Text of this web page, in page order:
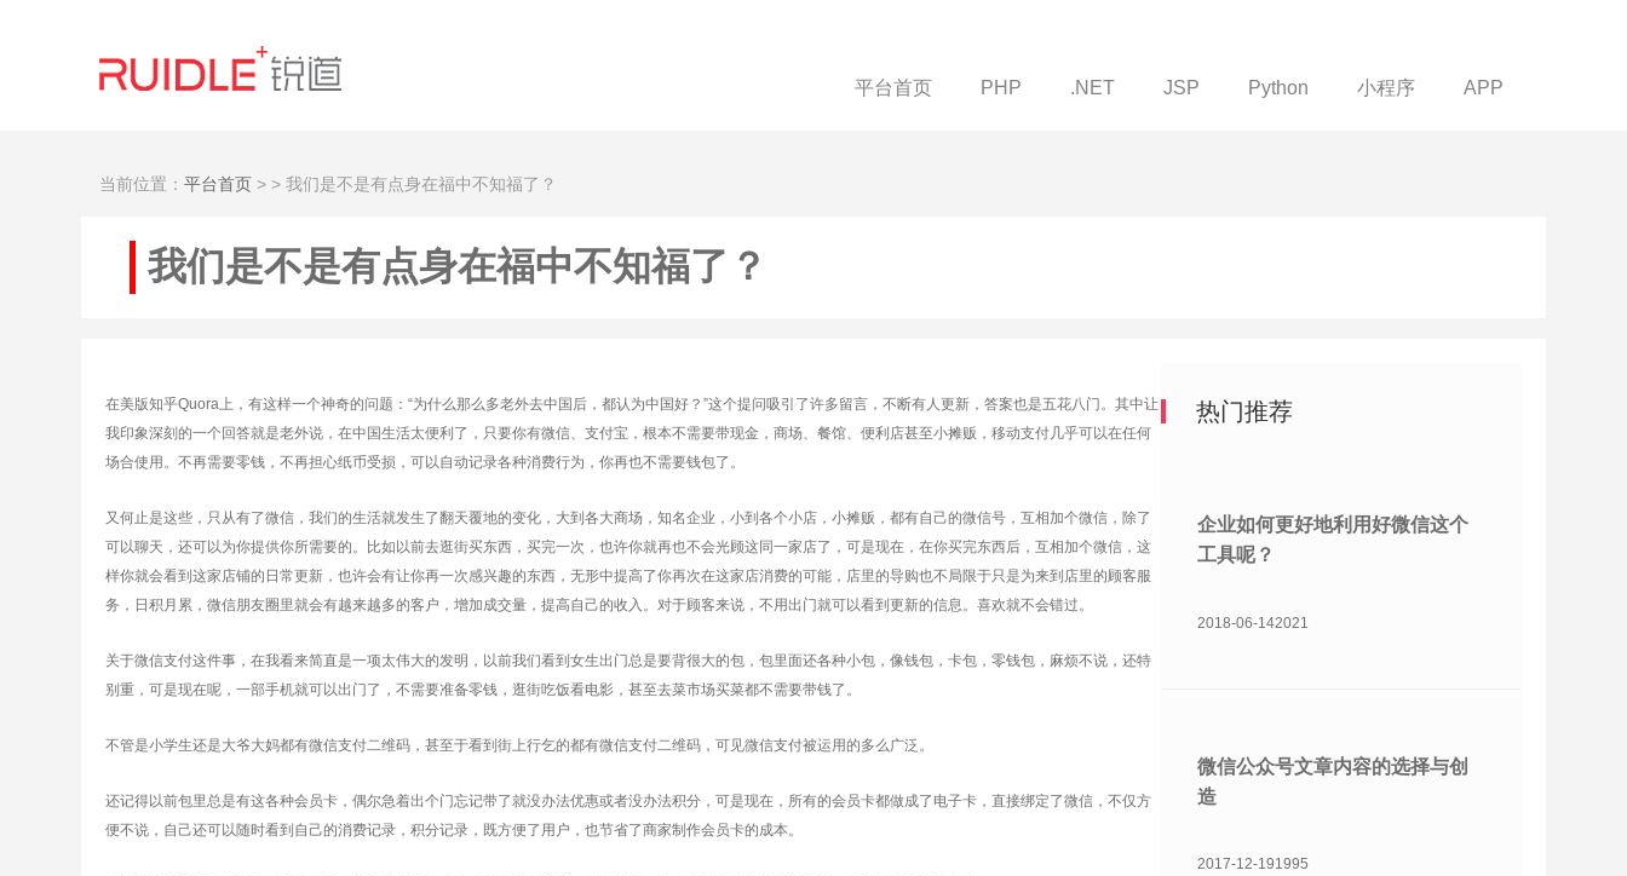
平台首页 PHP .NET JSP Python 小程序 APP
当前位置： 平台首页 > > 我们是不是有点身在福中不知福了？
我们是不是有点身在福中不知福了？
热门推荐
企业如何更好地利用好微信这个
工具呢？
2018-06-142021
微信公众号文章内容的选择与创
造
2017-12-191995
在美版知乎Quora上，有这样一个神奇的问题：“为什么那么多老外去中国后，都认为中国好？”这个提问吸引了许多留言，不断有人更新，答案也是五花八门。其中让
我印象深刻的一个回答就是老外说，在中国生活太便利了，只要你有微信、支付宝，根本不需要带现金，商场、餐馆、便利店甚至小摊贩，移动支付几乎可以在任何
场合使用。不再需要零钱，不再担心纸币受损，可以自动记录各种消费行为，你再也不需要钱包了。
又何止是这些，只从有了微信，我们的生活就发生了翻天覆地的变化，大到各大商场，知名企业，小到各个小店，小摊贩，都有自己的微信号，互相加个微信，除了
可以聊天，还可以为你提供你所需要的。比如以前去逛街买东西，买完一次，也许你就再也不会光顾这同一家店了，可是现在，在你买完东西后，互相加个微信，这
样你就会看到这家店铺的日常更新，也许会有让你再一次感兴趣的东西，无形中提高了你再次在这家店消费的可能，店里的导购也不局限于只是为来到店里的顾客服
务，日积月累，微信朋友圈里就会有越来越多的客户，增加成交量，提高自己的收入。对于顾客来说，不用出门就可以看到更新的信息。喜欢就不会错过。
关于微信支付这件事，在我看来简直是一项太伟大的发明，以前我们看到女生出门总是要背很大的包，包里面还各种小包，像钱包，卡包，零钱包，麻烦不说，还特
别重，可是现在呢，一部手机就可以出门了，不需要准备零钱，逛街吃饭看电影，甚至去菜市场买菜都不需要带钱了。
不管是小学生还是大爷大妈都有微信支付二维码，甚至于看到街上行乞的都有微信支付二维码，可见微信支付被运用的多么广泛。
还记得以前包里总是有这各种会员卡，偶尔急着出个门忘记带了就没办法优惠或者没办法积分，可是现在，所有的会员卡都做成了电子卡，直接绑定了微信，不仅方
便不说，自己还可以随时看到自己的消费记录，积分记录，既方便了用户，也节省了商家制作会员卡的成本。